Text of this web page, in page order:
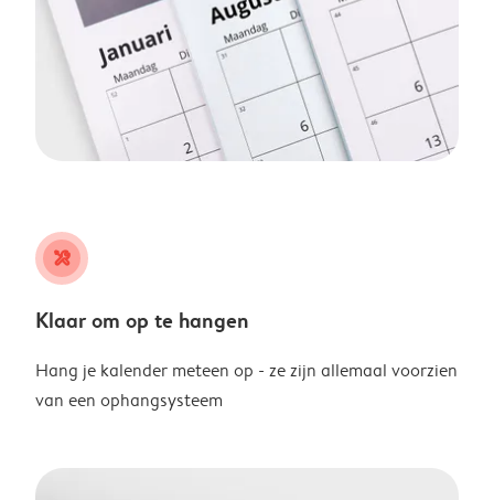
tools
Klaar om op te hangen
Hang je kalender meteen op - ze zijn allemaal voorzien
van een ophangsysteem